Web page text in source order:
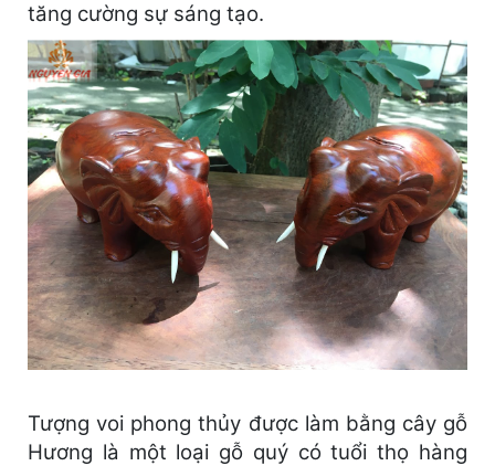
tăng cường sự sáng tạo.
Tượng voi phong thủy được làm bằng cây gỗ
Hương là một loại gỗ quý có tuổi thọ hàng